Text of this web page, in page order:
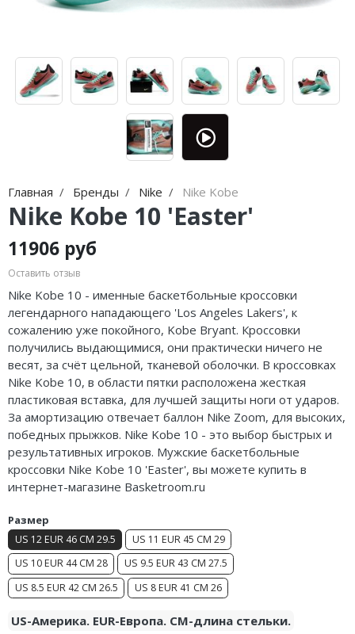
Главная Бренды Nike Nike Kobe
Nike Kobe 10 'Easter'
11906 руб
Оставить отзыв
Nike Kobe 10 - именные баскетбольные кроссовки
легендарного нападающего 'Los Angeles Lakers', к
сожалению уже покойного, Kobe Bryant. Кроссовки
получились выдающимися, они практически ничего не
весят, за счёт цельной, тканевой оболочки. В кроссовках
Nike Kobe 10, в области пятки расположена жесткая
пластиковая вставка, для лучшей защиты ноги от ударов.
За амортизацию отвечает баллон Nike Zoom, для высоких,
победных прыжков. Nike Kobe 10 - это выбор быстрых и
результативных игроков. Мужские баскетбольные
кроссовки Nike Kobe 10 'Easter', вы можете купить в
интернет-магазине Basketroom.ru
Размер
US 12 EUR 46 CM 29.5
US 11 EUR 45 CM 29
US 10 EUR 44 CM 28
US 9.5 EUR 43 CM 27.5
US 8.5 EUR 42 CM 26.5
US 8 EUR 41 CM 26
US-Америка. EUR-Европа. CM-длина стельки.
Air Jordan 312
Air Jordan 40
Air Jordan 37
Air Jordan 36
Air Jordan 1
Air Jordan 3
Air Jordan 4
Air Jordan 5
Air Jordan 6
Air Jordan 7
Air Jordan 10
Air Jordan 12
Air Jordan 13
adidas Gazelle
adidas Handball
adidas Adizero
adidas Harden
adidas Dame
adidas AE
Adidas Yeezy Boost 350 V2